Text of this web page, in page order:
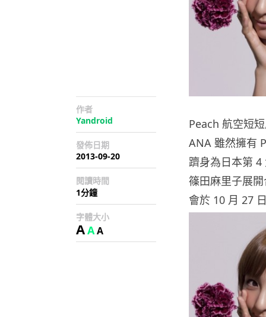
作者
Yandroid
發佈日期
2013-09-20
閱讀時間
1分鐘
字體大小
AAA
Peach 航空短
ANA 雖然擁有
躋身為日本第 4
篠田麻里子展
會於 10 月 27